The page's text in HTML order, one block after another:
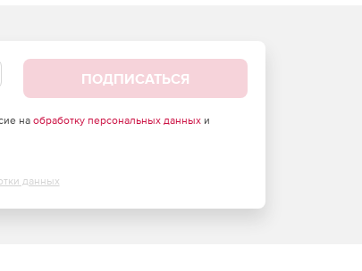
ПОДПИСАТЬСЯ
на обработку персональных данныхи
данных